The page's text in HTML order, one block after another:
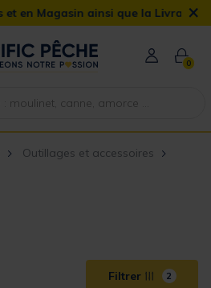
en Magasin ainsi que la Livraison×
0
Outillages et accessoires
Filtrer 2